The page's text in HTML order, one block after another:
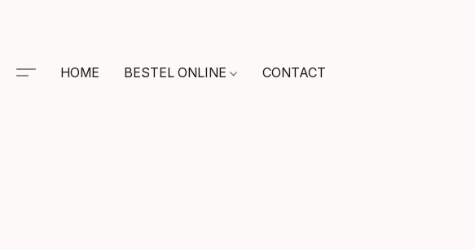
HOME BESTEL ONLINE CONTACT